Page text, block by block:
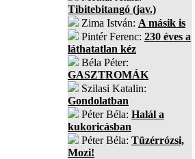
Tibitebitangó (jav.)
Zima István: A másik is
Pintér Ferenc: 230 éves a
láthatatlan kéz
Béla Péter:
GASZTROMÁK
Szilasi Katalin:
Gondolatban
Péter Béla: Halál a
kukoricásban
Péter Béla: Tüzérrózsi,
Mozi!